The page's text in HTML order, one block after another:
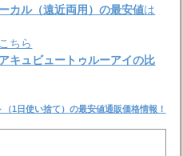
カル（遠近両用）の最安値は
ちら
キュビュートゥルーアイの比
1日使い捨て）の最安値通販価格情報！